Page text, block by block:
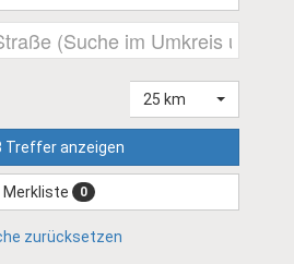
25 km
Treffer anzeigen
Merkliste 0
zurücksetzen